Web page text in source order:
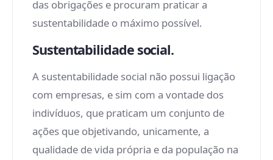
das obrigações e procuram praticar a
sustentabilidade o máximo possível.
Sustentabilidade social.
A sustentabilidade social não possui ligação
com empresas, e sim com a vontade dos
indivíduos, que praticam um conjunto de
ações que objetivando, unicamente, a
qualidade de vida própria e da população na